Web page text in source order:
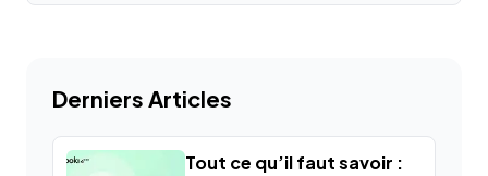
Derniers Articles
Tout ce qu’il faut savoir :